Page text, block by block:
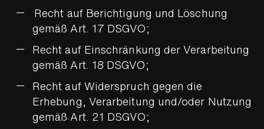
Recht auf Berichtigung und Löschung
gemäß Art. 17 DSGVO;
Recht auf Einschränkung der Verarbeitung
gemäß Art. 18 DSGVO;
Recht auf Widerspruch gegen die
Erhebung, Verarbeitung und/oder Nutzung
gemäß Art. 21 DSGVO;